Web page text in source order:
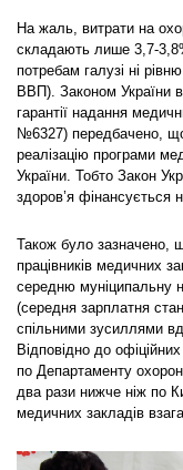
На жаль, витрати на
складають лише 3,7-
потребам галузі ні
ВВП). Законом України
гарантії надання
№6327) передбачено,
реалізацію програми
України. Тобто Закон
здоров’я фінансується
Також було зазначено,
працівників медичних
середню муніципальну
(середня зарплатня
спільними зусиллями
Відповідно до
по Департаменту
два рази нижче ніж по
медичних закладів